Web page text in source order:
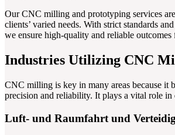
Our CNC milling and prototyping services
clients’ varied needs. With strict standards
we ensure high-quality and reliable
Industries Utilizing CNC
CNC milling is key in many areas because it
precision and reliability. It plays a vital role in
Luft- und Raumfahrt und